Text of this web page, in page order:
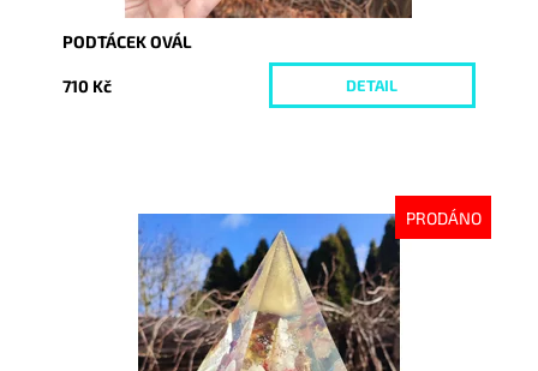
PODTÁCEK OVÁL
710 Kč DETAIL
PRODÁNO
Dostupnost:
Vyprodáno
8074